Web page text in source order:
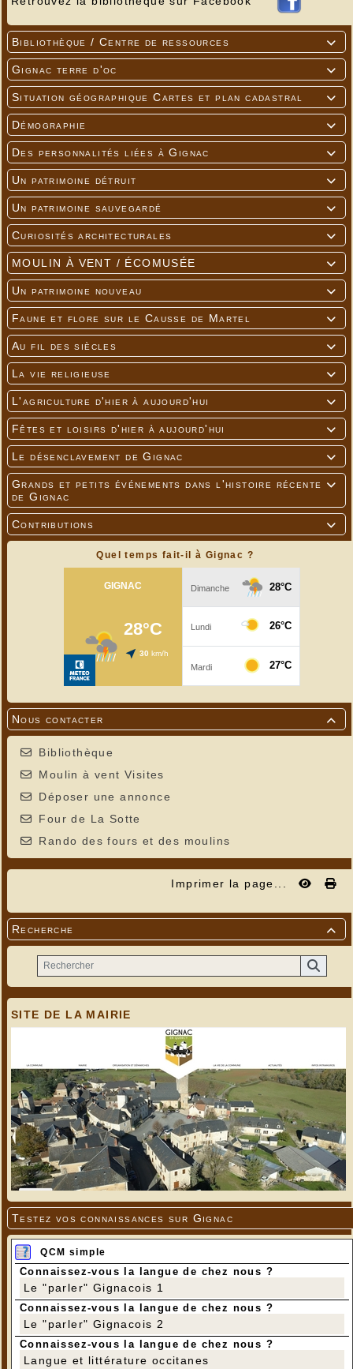

Bibliothèque / Centre de ressources

Gignac terre d'oc

Situation géographique Cartes et plan cadastral

Démographie

Des personnalités liées à Gignac

Un patrimoine détruit

Un patrimoine sauvegardé

Curiosités architecturales

MOULIN À VENT / ÉCOMUSÉE

Un patrimoine nouveau

Faune et flore sur le Causse de Martel

Au fil des siècles

La vie religieuse

L'agriculture d'hier à aujourd'hui

Fêtes et loisirs d'hier à aujourd'hui

Le désenclavement de Gignac

Grands et petits événements dans l'histoire récente
de Gignac

Contributions
Quel temps fait-il à Gignac ?

Nous contacter
Bibliothèque
Moulin à vent Visites
Déposer une annonce
Four de La Sotte
Rando des fours et des moulins
Imprimer la page...

Recherche
SITE DE LA MAIRIE
Testez vos connaissances sur Gignac
QCM simple
Connaissez-vous la langue de chez nous ?
Le "parler" Gignacois 1
Connaissez-vous la langue de chez nous ?
Le "parler" Gignacois 2
Connaissez-vous la langue de chez nous ?
Langue et littérature occitanes